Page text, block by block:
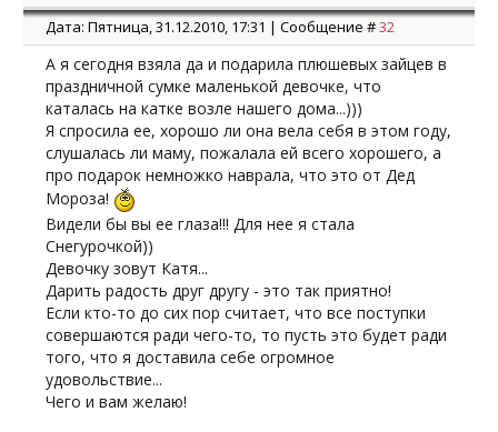
Дата: Пятница, 31.12.2010, 17:31 | Сообщение #32
А я сегодня взяла да и подарила плюшевых зайцев в
праздничной сумке маленькой девочке, что
каталась на катке возле нашего дома...)))
Я спросила ее, хорошо ли она вела себя в этом году,
слушалась ли маму, пожалала ей всего хорошего, а
про подарок немножко наврала, что это от Дед
Мороза!
Видели бы вы ее глаза!!! Для нее я стала
Снегурочкой))
Девочку зовут Катя...
Дарить радость друг другу - это так приятно!
Если кто-то до сих пор считает, что все поступки
совершаются ради чего-то, то пусть это будет ради
того, что я доставила себе огромное
удовольствие...
Чего и вам желаю!